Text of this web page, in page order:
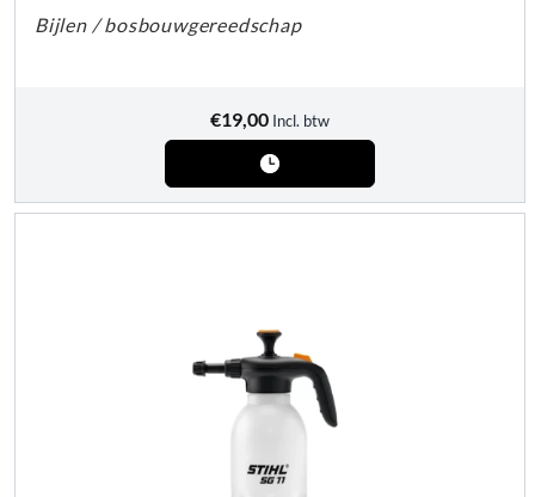
Bijlen / bosbouwgereedschap
€19,00 Incl. btw